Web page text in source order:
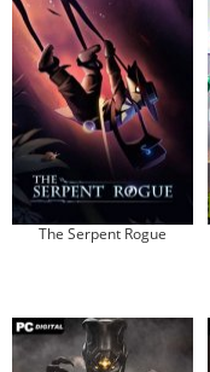
The Serpent Rogue